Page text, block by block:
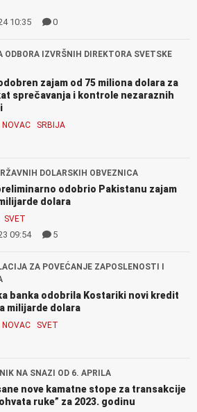
10:35 0
ODBORA IZVRŠNIH DIREKTORA SVETSKE
zajam od 75 miliona dolara za
sprečavanja i kontrole nezaraznih
NOVAC SRBIJA
DOLARSKIH OBVEZNICA
odobrio Pakistanu zajam
dolara
SVET
09:54 5
ZA POVEĆANJE ZAPOSLENOSTI I
banka odobrila Kostariki novi kredit
milijarde dolara
NOVAC SVET
NA SNAZI OD 6. APRILA
nove kamatne stope za transakcije
ruke” za 2023. godinu